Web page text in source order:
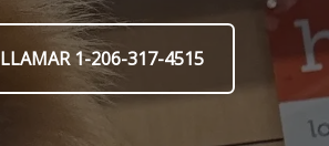
LLAMAR 1-206-317-4515